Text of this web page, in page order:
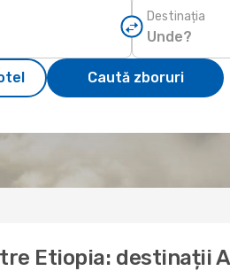
Destinația
Caută zboruri
Etiopia: destinații